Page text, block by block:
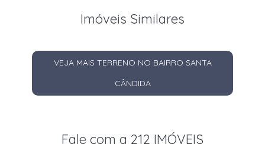
Imóveis Similares
VEJA MAIS TERRENO NO BAIRRO SANTA
CÂNDIDA
Fale com a 212 IMÓVEIS